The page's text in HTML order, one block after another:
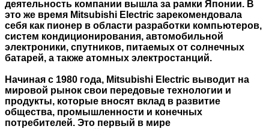
деятельность компании вышла за рамки Японии. В
это же время Mitsubishi Electric зарекомендовала
себя как пионер в области разработки компьютеров,
систем кондиционирования, автомобильной
электроники, спутников, питаемых от солнечных
батарей, а также атомных электростанций.
Начиная с 1980 года, Mitsubishi Electric выводит на
мировой рынок свои передовые технологии и
продукты, которые вносят вклад в развитие
общества, промышленности и конечных
потребителей. Это первый в мире